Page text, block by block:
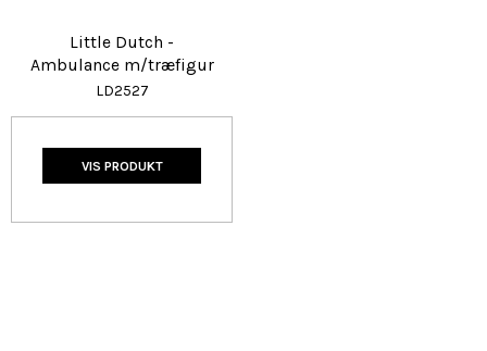
Little Dutch -
Ambulance m/træfigur
LD2527
VIS PRODUKT